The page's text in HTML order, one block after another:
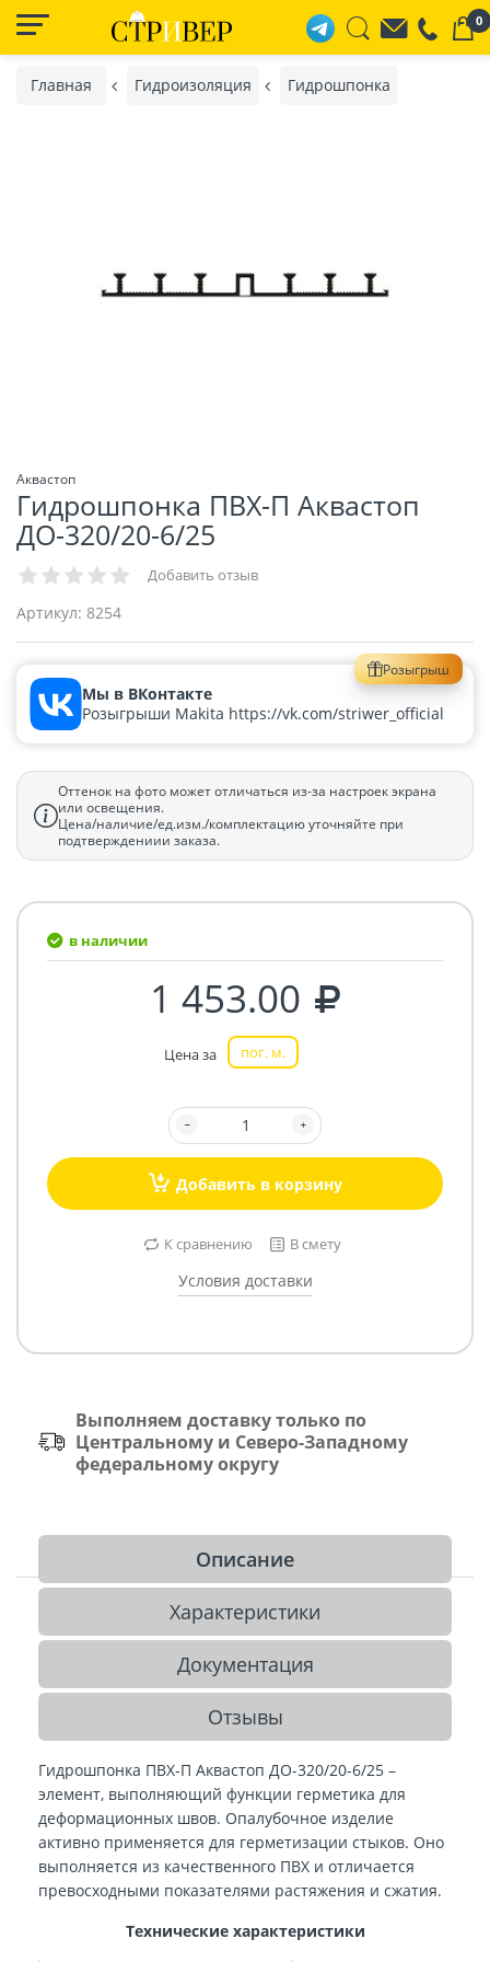
0
Главная Гидроизоляция Гидрошпонка
Аквастоп
Гидрошпонка ПВХ-П Аквастоп
ДО-320/20-6/25
Добавить отзыв
Артикул: 8254
Розыгрыш
Мы в ВКонтакте
Розыгрыши Makita https://vk.com/striwer_official
Оттенок на фото может отличаться из-за настроек экрана
или освещения.
Цена/наличие/ед.изм./комплектацию уточняйте при
подтверждениии заказа.
в наличии
1 453.00
Цена за пог. м.
Добавить в корзину
К сравнению В смету
Условия доставки
Выполняем доставку только по
Центральному и Северо-Западному
федеральному округу
Описание
Характеристики
Документация
Отзывы
Гидрошпонка ПВХ-П Аквастоп ДО-320/20-6/25 –
элемент, выполняющий функции герметика для
деформационных швов. Опалубочное изделие
активно применяется для герметизации стыков. Оно
выполняется из качественного ПВХ и отличается
превосходными показателями растяжения и сжатия.
Технические характеристики